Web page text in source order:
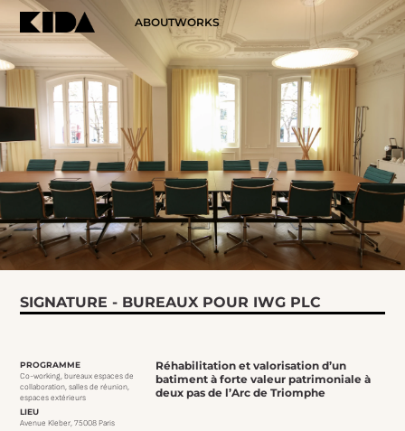
ABOUTWORKS
SIGNATURE - BUREAUX POUR IWG PLC
PROGRAMME
Co-working, bureaux espaces de
collaboration, salles de réunion,
espaces extérieurs
LIEU
Avenue Kleber, 75008 Paris
Réhabilitation et valorisation d’un
batiment à forte valeur patrimoniale à
deux pas de l’Arc de Triomphe